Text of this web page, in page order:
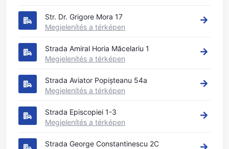
Str. Dr. Grigore Mora 17
Megjelenítés a térképen
Strada Amiral Horia Măcelariu 1
Megjelenítés a térképen
Strada Aviator Popișteanu 54a
Megjelenítés a térképen
Strada Episcopiei 1-3
Megjelenítés a térképen
Strada George Constantinescu 2C